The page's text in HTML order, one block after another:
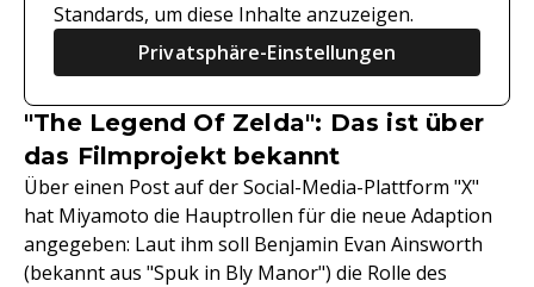
Standards, um diese Inhalte anzuzeigen.
Privatsphäre-Einstellungen
"The Legend Of Zelda": Das ist über
das Filmprojekt bekannt
Über einen Post auf der Social-Media-Plattform "X"
hat Miyamoto die Hauptrollen für die neue Adaption
angegeben: Laut ihm soll Benjamin Evan Ainsworth
(bekannt aus "Spuk in Bly Manor") die Rolle des